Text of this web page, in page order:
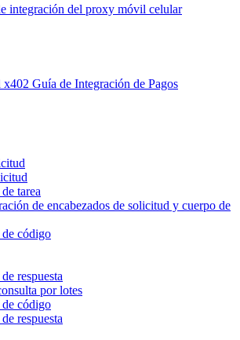
integración del proxy móvil celular
Guía de Integración de Pagos
tarea
de encabezados de solicitud y cuerpo de
código
respuesta
por lotes
código
respuesta